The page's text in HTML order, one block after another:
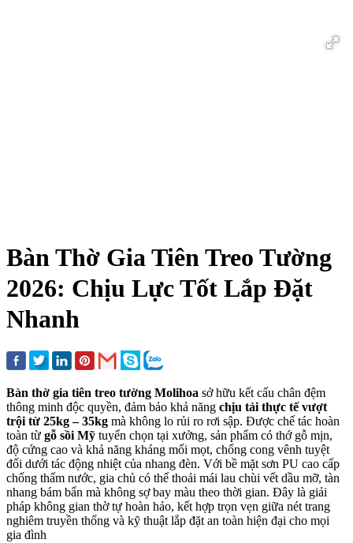
Bàn Thờ Gia Tiên Treo Tường
2026: Chịu Lực Tốt Lắp Đặt
Nhanh
Bàn thờ gia tiên treo tường Molihoa sở hữu kết cấu chân đệm
thông minh độc quyền, đảm bảo khả năng chịu tải thực tế vượt
trội từ 25kg – 35kg mà không lo rủi ro rơi sập. Được chế tác hoàn
toàn từ gỗ sồi Mỹ tuyển chọn tại xưởng, sản phẩm có thớ gỗ mịn,
độ cứng cao và khả năng kháng mối mọt, chống cong vênh tuyệt
đối dưới tác động nhiệt của nhang đèn. Với bề mặt sơn PU cao cấp
chống thấm nước, gia chủ có thể thoải mái lau chùi vết dầu mỡ, tàn
nhang bám bẩn mà không sợ bay màu theo thời gian. Đây là giải
pháp không gian thờ tự hoàn hảo, kết hợp trọn vẹn giữa nét trang
nghiêm truyền thống và kỹ thuật lắp đặt an toàn hiện đại cho mọi
gia đình